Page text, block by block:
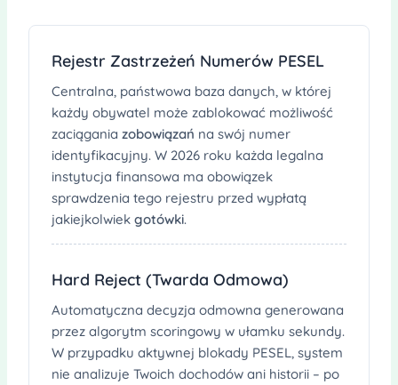
Rejestr Zastrzeżeń Numerów PESEL
Centralna, państwowa baza danych, w której
każdy obywatel może zablokować możliwość
zaciągania zobowiązań na swój numer
identyfikacyjny. W 2026 roku każda legalna
instytucja finansowa ma obowiązek
sprawdzenia tego rejestru przed wypłatą
jakiejkolwiek gotówki.
Hard Reject (Twarda Odmowa)
Automatyczna decyzja odmowna generowana
przez algorytm scoringowy w ułamku sekundy.
W przypadku aktywnej blokady PESEL, system
nie analizuje Twoich dochodów ani historii – po